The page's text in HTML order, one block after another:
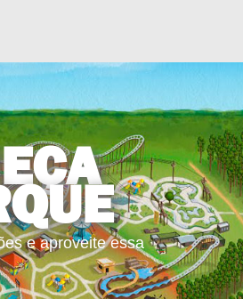
e aproveite essa